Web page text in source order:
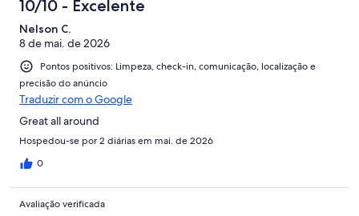
10/10 - Excelente
Nelson C.
8 de mai. de 2026
Pontos positivos: Limpeza, check-in, comunicação, localização e
precisão do anúncio
Traduzir com o Google
Great all around
Hospedou-se por 2 diárias em mai. de 2026
0
Avaliação verificada